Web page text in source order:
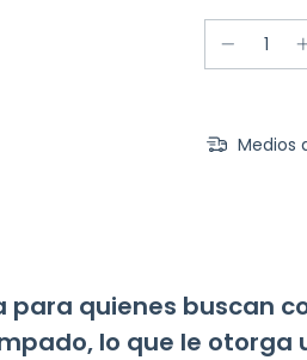
Medios
quienes buscan
lo que le